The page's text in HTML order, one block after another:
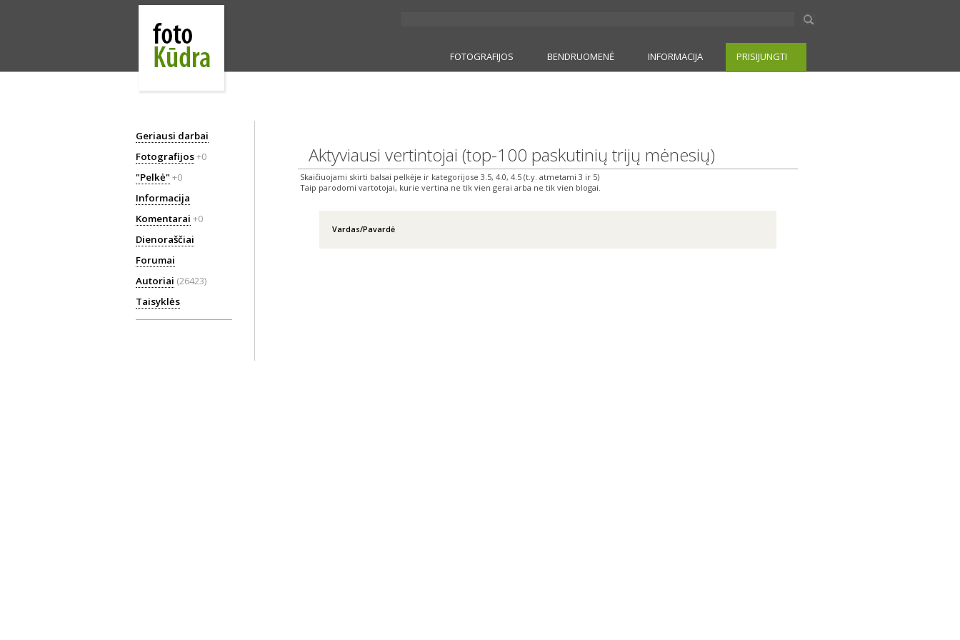
FOTOGRAFIJOS BENDRUOMENĖ INFORMACIJA PRISIJUNGTI
Geriausi darbai
Fotografijos+0
"Pelkė" +0
Informacija
Komentarai +0
Dienoraščiai
Forumai
Autoriai (26423)
Taisyklės
Aktyviausi vertintojai (top-100 paskutinių trijų mėnesių)
Skaičiuojami skirti balsai pelkėje ir kategorijose 3.5, 4.0, 4.5 (t.y. atmetami 3 ir 5)
Taip parodomi vartotojai, kurie vertina ne tik vien gerai arba ne tik vien blogai.
Vardas/Pavardė